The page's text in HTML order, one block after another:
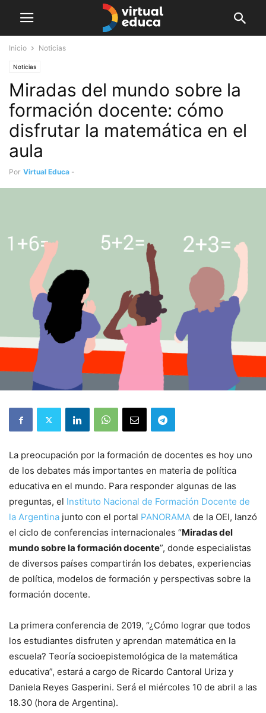
Inicio Noticias
Noticias
Miradas del mundo sobre la
formación docente: cómo
disfrutar la matemática en el
aula
Por Virtual Educa -
La preocupación por la formación de docentes es hoy uno
de los debates más importantes en materia de política
educativa en el mundo. Para responder algunas de las
preguntas, el Instituto Nacional de Formación Docente de
la Argentina junto con el portal PANORAMA de la OEI, lanzó
el ciclo de conferencias internacionales “Miradas del
mundo sobre la formación docente”, donde especialistas
de diversos países compartirán los debates, experiencias
de política, modelos de formación y perspectivas sobre la
formación docente.
La primera conferencia de 2019, “¿Cómo lograr que todos
los estudiantes disfruten y aprendan matemática en la
escuela? Teoría socioepistemológica de la matemática
educativa”, estará a cargo de Ricardo Cantoral Uriza y
Daniela Reyes Gasperini. Será el miércoles 10 de abril a las
18.30 (hora de Argentina).